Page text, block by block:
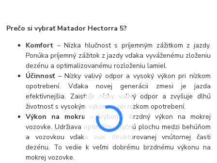
Prečo si vybrať Matador Hectorra 5?
Komfort – Nízka hlučnosť s príjemným zážitkom z jazdy.
Ponúka príjemný zážitok z jazdy vďaka vyváženému zloženiu
dezénu a optimalizovanému rozloženiu lamiel.
Účinnosť– Nízky valivý odpor a vysoký výkon pri nízkom
opotrebení. Vďaka novej generácii zmesi je jazda
efektívnejšia. Zaisťuje nízky valivý odpor a zvyšuje dlhú
životnosť s vysokým výkonom pri nízkom opotrebení.
Výkon na mokru – Výborný brzdný výkon na mokrej
vozovke. Udržiava optimálnu styčnú plochu medzi behúňom
a vozovkou vďaka viac štruktúrovanej vnútornej časti
dezénu. To vedie k veľmi dobrému brzdnému výkonu na
mokrej vozovke.